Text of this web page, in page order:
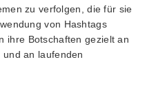
zu verfolgen, die für sie
von Hashtags
ihre Botschaften gezielt an
an laufenden